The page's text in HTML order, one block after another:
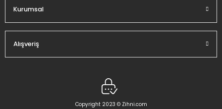
Kurumsal
Alışveriş
Copyright 2023 © Zihni.com